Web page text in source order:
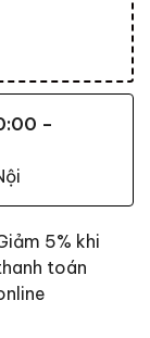
–
5% khi
toán